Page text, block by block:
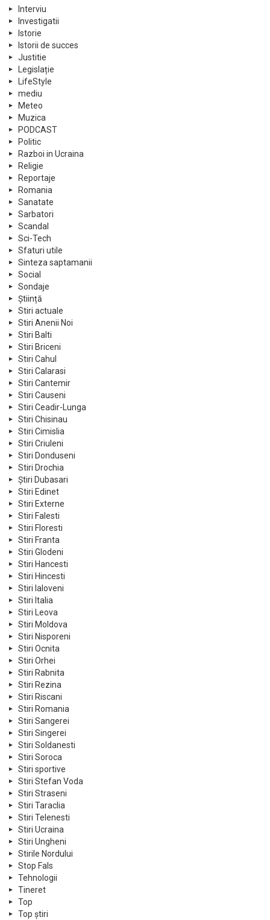
Interviu
Investigatii
Istorie
Istorii de succes
Justitie
Legislație
LifeStyle
mediu
Meteo
Muzica
PODCAST
Politic
Razboi in Ucraina
Religie
Reportaje
Romania
Sanatate
Sarbatori
Scandal
Sci-Tech
Sfaturi utile
Sinteza saptamanii
Social
Sondaje
Știință
Stiri actuale
Stiri Anenii Noi
Stiri Balti
Stiri Briceni
Stiri Cahul
Stiri Calarasi
Stiri Cantemir
Stiri Causeni
Stiri Ceadir-Lunga
Stiri Chisinau
Stiri Cimislia
Stiri Criuleni
Stiri Donduseni
Stiri Drochia
Știri Dubasari
Stiri Edinet
Stiri Externe
Stiri Falesti
Stiri Floresti
Stiri Franta
Stiri Glodeni
Stiri Hancesti
Stiri Hincesti
Stiri Ialoveni
Stiri Italia
Stiri Leova
Stiri Moldova
Stiri Nisporeni
Stiri Ocnita
Stiri Orhei
Stiri Rabnita
Stiri Rezina
Stiri Riscani
Stiri Romania
Stiri Sangerei
Stiri Singerei
Stiri Soldanesti
Stiri Soroca
Stiri sportive
Stiri Stefan Voda
Stiri Straseni
Stiri Taraclia
Stiri Telenesti
Stiri Ucraina
Stiri Ungheni
Stirile Nordului
Stop Fals
Tehnologii
Tineret
Top
Top știri